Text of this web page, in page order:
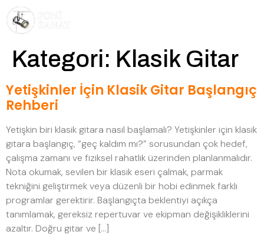
Kategori: Klasik Gitar
Yetişkinler İçin Klasik Gitar Başlangıç
Rehberi
Yetişkin biri klasik gitara nasıl başlamalı? Yetişkinler için klasik
gitara başlangıç, “geç kaldım mı?” sorusundan çok hedef,
çalışma zamanı ve fiziksel rahatlık üzerinden planlanmalıdır.
Nota okumak, sevilen bir klasik eseri çalmak, parmak
tekniğini geliştirmek veya düzenli bir hobi edinmek farklı
programlar gerektirir. Başlangıçta beklentiyi açıkça
tanımlamak, gereksiz repertuvar ve ekipman değişikliklerini
azaltır. Doğru gitar ve […]